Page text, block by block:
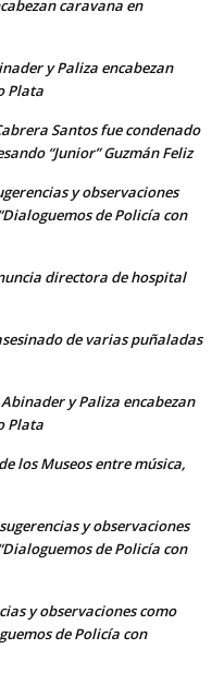
caravana en
y Paliza encabezan
Plata
Santos fue condenado
“Junior” Guzmán Feliz
y observaciones
de Policía con
directora de hospital
de varias puñaladas
Abinader y Paliza encabezan
Plata
los Museos entre música,
y observaciones
de Policía con
y observaciones como
de Policía con